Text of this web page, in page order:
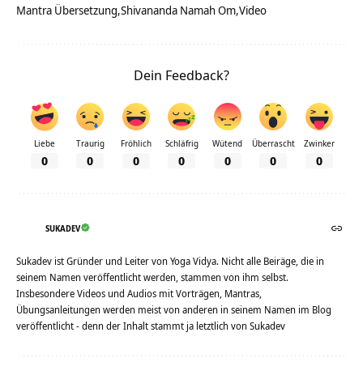
Mantra Übersetzung Shivananda Namah Om Video
Dein Feedback?
Liebe
0
Traurig
0
Fröhlich
0
Schläfrig
0
Wütend
0
Überrascht
0
Zwinker
0
SUKADEV
Sukadev ist Gründer und Leiter von Yoga Vidya. Nicht alle Beiräge, die in
seinem Namen veröffentlicht werden, stammen von ihm selbst.
Insbesondere Videos und Audios mit Vorträgen, Mantras,
Übungsanleitungen werden meist von anderen in seinem Namen im Blog
veröffentlicht - denn der Inhalt stammt ja letztlich von Sukadev